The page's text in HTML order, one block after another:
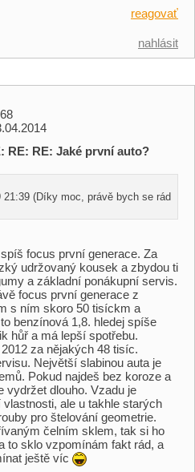
reagovať
nahlásit
RE: RE: Jaké první auto?
(Díky moc, právě bych se rád
focus první generace. Za
udržovaný kousek a zbydou ti
a základní ponákupní servis.
focus první generace z
s ním skoro 50 tisíckm a
benzínová 1,8. hledej spíše
hůř a má lepší spotřebu.
za nějakých 48 tisíc.
Největší slabinou auta je
Pokud najdeš bez koroze a
vydržet dlouho. Vzadu je
ale u takhle starých
pro štelování geometrie.
čelním sklem, tak si ho
to sklo vzpomínám fakt rád, a
ještě víc